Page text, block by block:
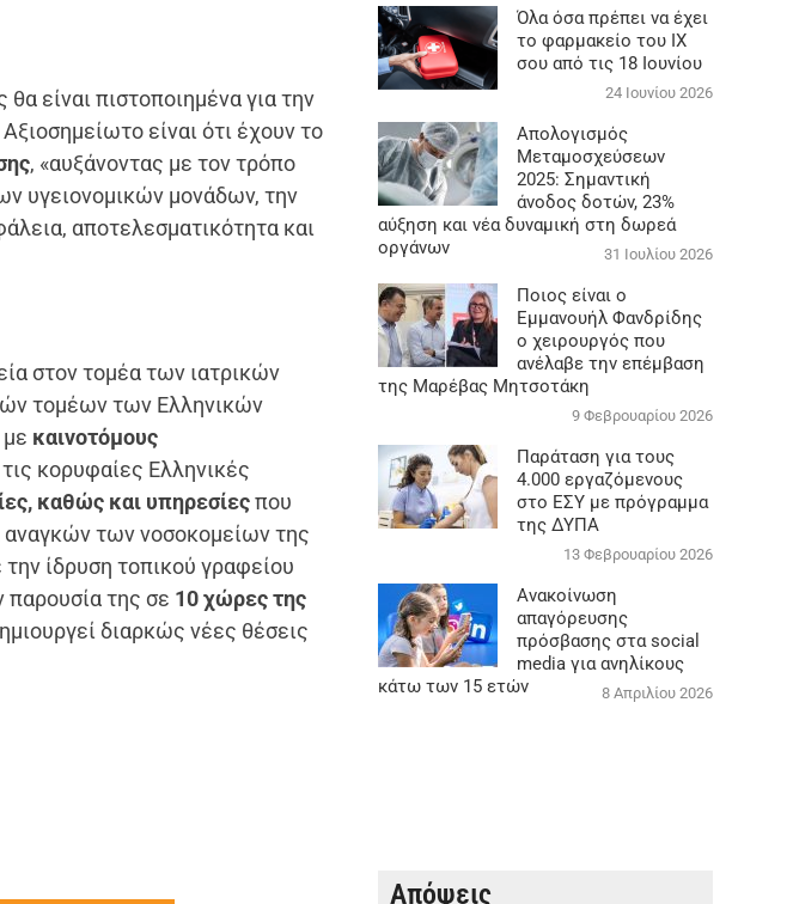
είναι πιστοποιημένα για την
Αξιοσημείωτο είναι ότι έχουν το
, «αυξάνοντας με τον τρόπο
υγειονομικών μονάδων, την
αποτελεσματικότητα και
στον τομέα των ιατρικών
τομέων των Ελληνικών
καινοτόμους
κορυφαίες Ελληνικές
καθώς και υπηρεσίεςπου
αναγκών των νοσοκομείων της
την ίδρυση τοπικού γραφείου
παρουσία της σε 10 χώρες της
διαρκώς νέες θέσεις
Όλα όσα πρέπει να έχει
το φαρμακείο του ΙΧ
σου από τις 18 Ιουνίου
24 Ιουνίου 2026
Απολογισμός
Μεταμοσχεύσεων
2025: Σημαντική
άνοδος δοτών, 23%
αύξηση και νέα δυναμική στη δωρεά
οργάνων
31 Ιουλίου 2026
Ποιος είναι ο
Εμμανουήλ Φανδρίδης
ο χειρουργός που
ανέλαβε την επέμβαση
της Μαρέβας Μητσοτάκη
9 Φεβρουαρίου 2026
Παράταση για τους
4.000 εργαζόμενους
στο ΕΣΥ με πρόγραμμα
της ΔΥΠΑ
13 Φεβρουαρίου 2026
Ανακοίνωση
απαγόρευσης
πρόσβασης στα social
media για ανηλίκους
κάτω των 15 ετών
8 Απριλίου 2026
Απόψεις